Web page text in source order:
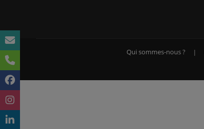
Qui sommes-nous ?